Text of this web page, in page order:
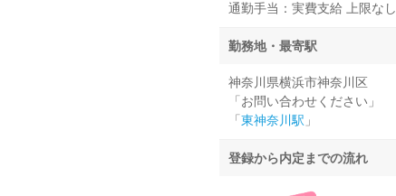
通勤手当：実費支給 上限なし
勤務地・最寄駅
神奈川県横浜市神奈川区
「お問い合わせください」
「 東神奈川駅 」
登録から内定までの流れ